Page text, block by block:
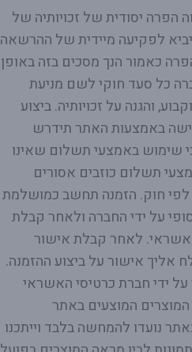
הפרה יסודית של זכויותיה של
לפקיעה מיידית של ההרשאה
כאמור הנך מסכים בזה באופן
כל סעד חוקי לשם מניעת
והגנה על זכויותיה. ביצוע
באמצעות האתר תידרש
שימוש באמצעי תשלום שאינו
תשלום כוזבים אסורים
לפי חוק. הזמנה תחשב כמושלמת
על ידי החברה ולאחר קבלת
לאחר קבלת אישור
אליך אישור על ביצוע ההזמנה.
ידי חברת כרטיסי האשראי
המוצעים באתר
נועדו להמחשה בלבד וייתכנו